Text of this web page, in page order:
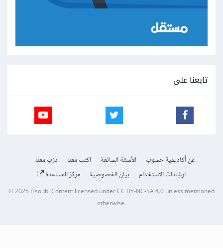
تابعنا على
عن أكاديمية حسوب الأسئلة الشائعة اكتب معنا
درّب معنا
إرشادات الاستخدام
بيان الخصوصية مركز المساعدة
© 2025 Hsoub.Content licensed underCC BY-NC-SA 4.0unless mentioned
otherwise.